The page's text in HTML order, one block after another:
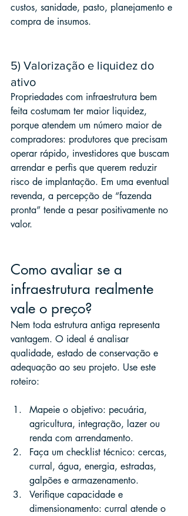
custos, sanidade, pasto, planejamento e
compra de insumos.
5) Valorização e liquidez do
ativo
Propriedades com infraestrutura bem
feita costumam ter maior liquidez,
porque atendem um número maior de
compradores: produtores que precisam
operar rápido, investidores que buscam
arrendar e perfis que querem reduzir
risco de implantação. Em uma eventual
revenda, a percepção de “fazenda
pronta” tende a pesar positivamente no
valor.
Como avaliar se a
infraestrutura realmente
vale o preço?
Nem toda estrutura antiga representa
vantagem. O ideal é analisar
qualidade, estado de conservação e
adequação ao seu projeto. Use este
roteiro:
Mapeie o objetivo: pecuária,
agricultura, integração, lazer ou
renda com arrendamento.
Faça um checklist técnico: cercas,
curral, água, energia, estradas,
galpões e armazenamento.
Verifique capacidade e
dimensionamento: curral atende o